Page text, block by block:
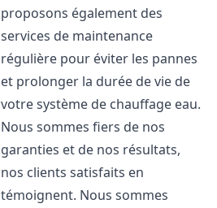
proposons également des
services de maintenance
régulière pour éviter les pannes
et prolonger la durée de vie de
votre système de chauffage eau.
Nous sommes fiers de nos
garanties et de nos résultats,
nos clients satisfaits en
témoignent. Nous sommes